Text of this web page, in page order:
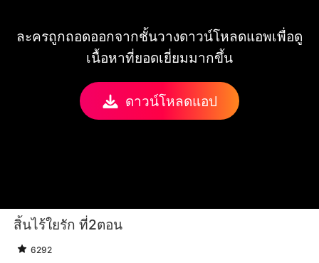
ละครถูกถอดออกจากชั้นวางดาวน์โหลดแอพเพื่อดู
เนื้อหาที่ยอดเยี่ยมมากขึ้น
ดาวน์โหลดแอป
สิ้นไร้ใยรัก ที่2ตอน
6292